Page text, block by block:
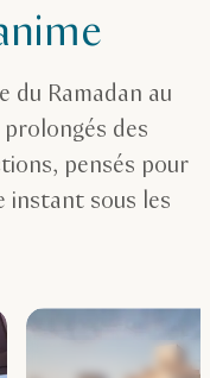
du Ramadan au
des
pensés pour
instant sous les